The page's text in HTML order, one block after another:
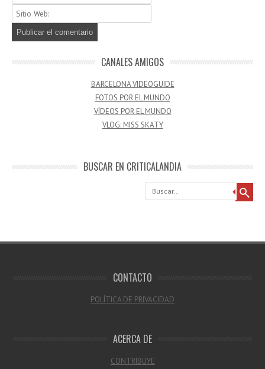
CANALES AMIGOS
BARCELONA VIDEOGUIDE
FOTOS POR EL MUNDO
VÍDEOS POR EL MUNDO
VLOG: MISS SKATY
BUSCAR EN CRITICALANDIA
Buscar
CONTACTO
POLÍTICA DE PRIVACIDAD
ACERCA DE
CONTRIBUYE